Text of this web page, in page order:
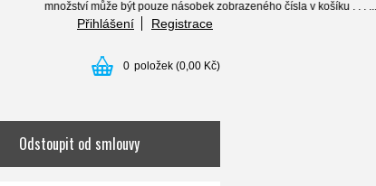
může být pouze násobek zobrazeného čísla v košíku . . . ..........
Přihlášení Registrace
0 položek (0,00 Kč)
Odstoupit od smlouvy